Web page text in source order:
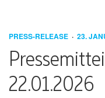
PRESS-RELEASE 23.
22.01.2026